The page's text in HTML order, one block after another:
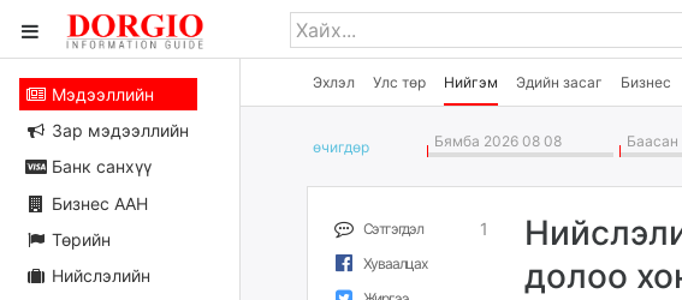
Эхлэл Улс төр Нийгэм Эдийн засаг Бизнес
Мэдээллийн
Зар мэдээллийн
Банк санхүү
Бизнес ААН
Төрийн
Нийслэлийн
өчигдѳр Бямба 2026 08 08 Баасан
Сэтгэгдэл 1
Хуваалцах
долоо